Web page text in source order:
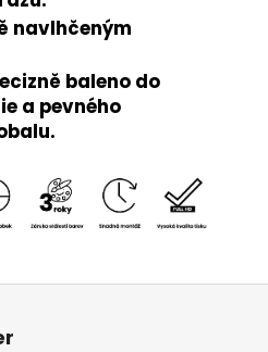
navlhčeným
baleno do
a pevného